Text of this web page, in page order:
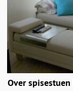
Over